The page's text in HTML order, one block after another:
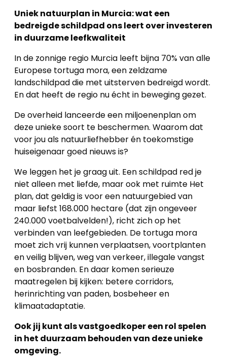
Uniek natuurplan in Murcia: wat een
bedreigde schildpad ons leert over investeren
in duurzame leefkwaliteit
In de zonnige regio Murcia leeft bijna 70% van alle
Europese tortuga mora, een zeldzame
landschildpad die met uitsterven bedreigd wordt.
En dat heeft de regio nu écht in beweging gezet.
De overheid lanceerde een miljoenenplan om
deze unieke soort te beschermen. Waarom dat
voor jou als natuurliefhebber én toekomstige
huiseigenaar goed nieuws is?
We leggen het je graag uit. Een schildpad red je
niet alleen met liefde, maar ook met ruimte Het
plan, dat geldig is voor een natuurgebied van
maar liefst 168.000 hectare (dat zijn ongeveer
240.000 voetbalvelden!), richt zich op het
verbinden van leefgebieden. De tortuga mora
moet zich vrij kunnen verplaatsen, voortplanten
en veilig blijven, weg van verkeer, illegale vangst
en bosbranden. En daar komen serieuze
maatregelen bij kijken: betere corridors,
herinrichting van paden, bosbeheer en
klimaatadaptatie.
Ook jij kunt als vastgoedkoper een rol spelen
in het duurzaam behouden van deze unieke
omgeving.